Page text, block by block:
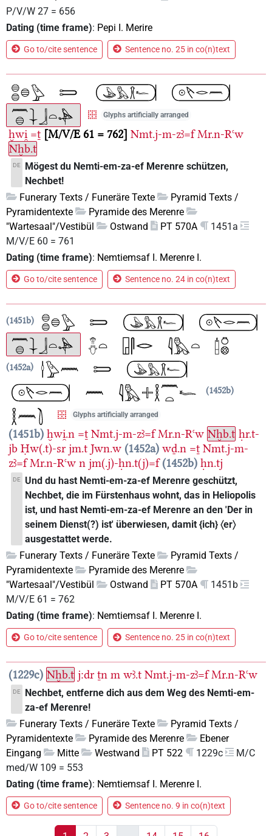
P/V/W 27 = 656
Dating (time frame): Pepi I. Merire
Go to/cite sentence Sentence no. 25 in co(n)text
Glyphs artificially arranged
ḫwi̯ =ṯ M/V/E 61 = 762 Nmt.j-m-zꜣ=f Mr.n-Rꜥw
Nḫb.t
DE
Mögest du Nemti-em-za-ef Merenre schützen,
Nechbet!
Funerary Texts / Funeräre Texte
Pyramid Texts /
Pyramidentexte
Pyramide des Merenre
"Wartesaal"/Vestibül
Ostwand PT 570A
1451a
M/V/E 60 = 761
Dating (time frame): Nemtiemsaf I. Merenre I.
Go to/cite sentence Sentence no. 24 in co(n)text
1451b
1452a
1452b
Glyphs artificially arranged
1451b ḫwi̯.n =ṯ Nmt.j-m-zꜣ=f Mr.n-Rꜥw Nḫb.t ḥr.t-
jb Ḥw(.t)-sr jm.t Jwn.w 1452a wḏ.n =ṯ Nmt.j-m-
zꜣ=f Mr.n-Rꜥw n jm(.j)-ḥn.t(j)=f 1452b ḥn.tj
DE
Und du hast Nemti-em-za-ef Merenre geschützt,
Nechbet, die im Fürstenhaus wohnt, das in Heliopolis
ist, und hast Nemti-em-za-ef Merenre an den 'Der in
seinem Dienst(?) ist' überwiesen, damit {ich} 〈er〉
ausgestattet werde.
Funerary Texts / Funeräre Texte
Pyramid Texts /
Pyramidentexte
Pyramide des Merenre
"Wartesaal"/Vestibül
Ostwand PT 570A
1451b
M/V/E 61 = 762
Dating (time frame): Nemtiemsaf I. Merenre I.
Go to/cite sentence Sentence no. 25 in co(n)text
1229c Nḫb.t j:dr ṯn m wꜣ.t Nmt.j-m-zꜣ=f Mr.n-Rꜥw
DE
Nechbet, entferne dich aus dem Weg des Nemti-em-
za-ef Merenre!
Funerary Texts / Funeräre Texte
Pyramid Texts /
Pyramidentexte
Pyramide des Merenre
Ebener
Eingang
Mitte Westwand PT 522 1229c
M/C
med/W 109 = 553
Dating (time frame): Nemtiemsaf I. Merenre I.
Go to/cite sentence Sentence no. 9 in co(n)text